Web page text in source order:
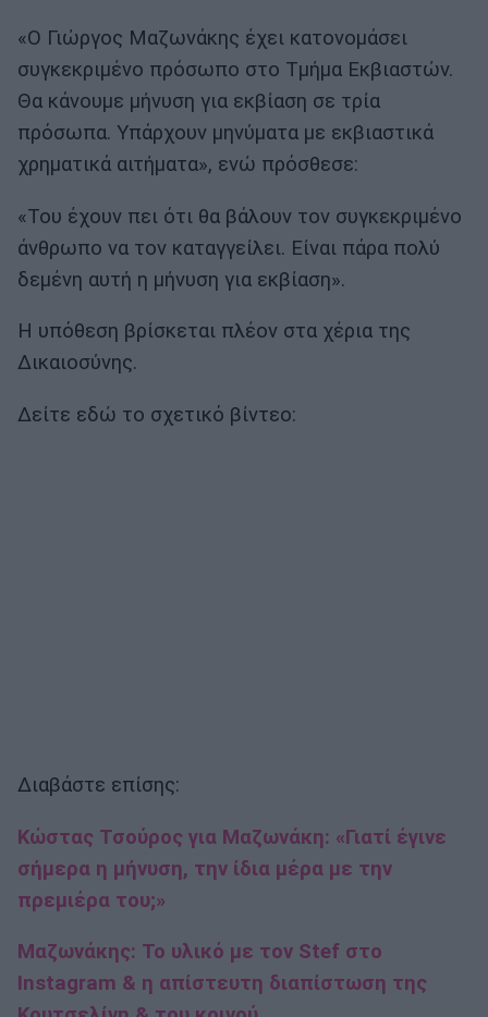
«Ο Γιώργος Μαζωνάκης έχει κατονομάσει
συγκεκριμένο πρόσωπο στο Τμήμα Εκβιαστών.
Θα κάνουμε μήνυση για εκβίαση σε τρία
πρόσωπα. Υπάρχουν μηνύματα με εκβιαστικά
χρηματικά αιτήματα», ενώ πρόσθεσε:
«Του έχουν πει ότι θα βάλουν τον συγκεκριμένο
άνθρωπο να τον καταγγείλει. Είναι πάρα πολύ
δεμένη αυτή η μήνυση για εκβίαση».
Η υπόθεση βρίσκεται πλέον στα χέρια της
Δικαιοσύνης.
Δείτε εδώ το σχετικό βίντεο:
Διαβάστε επίσης:
Κώστας Τσούρος για Μαζωνάκη: «Γιατί έγινε
σήμερα η μήνυση, την ίδια μέρα με την
πρεμιέρα του;»
Μαζωνάκης: Το υλικό με τον Stef στο
Instagram & η απίστευτη διαπίστωση της